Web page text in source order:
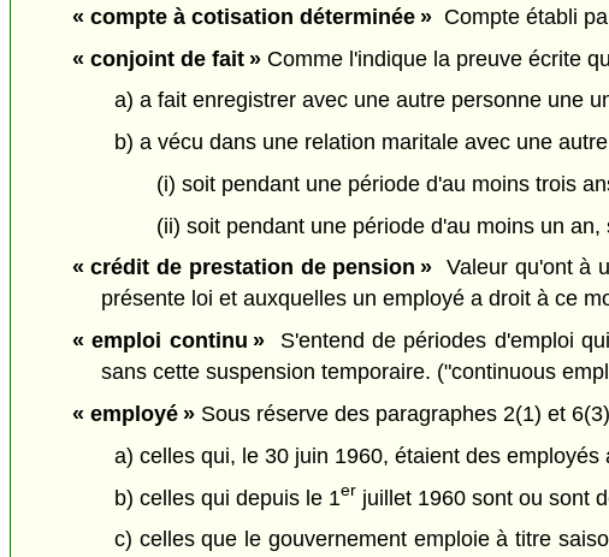
« compte à cotisation déterminée »Compte établi
« conjoint de fait »Comme l'indique la preuve écrite
a) a fait enregistrer avec une autre personne une
b) a vécu dans une relation maritale avec une
(i) soit pendant une période d'au moins trois
(ii) soit pendant une période d'au moins un
« crédit de prestation de pension » Valeur qu'ont à
présente loi et auxquelles un employé a droit à ce
« emploi continu »S'entend de périodes d'emploi
sans cette suspension temporaire. ("continuous
« employé »Sous réserve des paragraphes 2(1) et
a) celles qui, le 30 juin 1960, étaient des employés
b) celles qui depuis le 1er juillet 1960 sont ou sont
c) celles que le gouvernement emploie à titre